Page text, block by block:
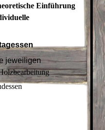
Einführung
jeweiligen